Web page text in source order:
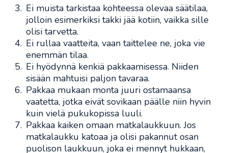
Ei muista tarkistaa kohteessa olevaa säätilaa,
jolloin esimerkiksi takki jää kotiin, vaikka sille
olisi tarvetta.
Ei rullaa vaatteita, vaan taittelee ne, joka vie
enemmän tilaa.
Ei hyödynnä kenkiä pakkaamisessa. Niiden
sisään mahtuisi paljon tavaraa.
Pakkaa mukaan monta juuri ostamaansa
vaatetta, jotka eivät sovikaan päälle niin hyvin
kuin vielä pukukopissa luuli.
Pakkaa kaiken omaan matkalaukkuun. Jos
matkalaukku katoaa ja olisi pakannut osan
puolison laukkuun, joka ei mennyt hukkaan,